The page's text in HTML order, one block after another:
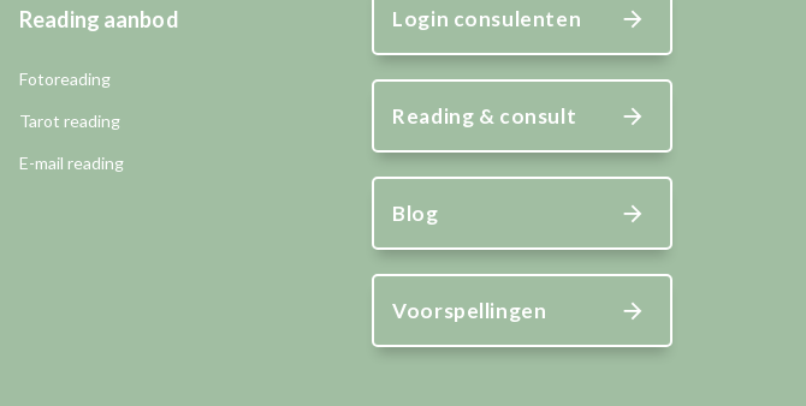
Reading aanbod
Fotoreading
Tarot reading
E-mail reading
Login consulenten
Reading & consult
Blog
Voorspellingen